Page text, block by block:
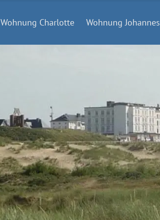
Wohnung Charlotte Wohnung Johannes